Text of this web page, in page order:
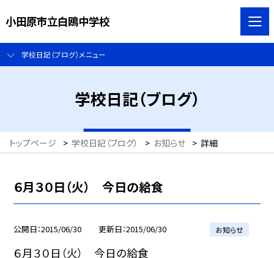
小田原市立白鴎中学校
学校日記（ブログ）メニュー
学校日記（ブログ）
トップページ > 学校日記（ブログ） > お知らせ > 詳細
６月３０日（火） 今日の給食
公開日 2015/06/30 更新日 2015/06/30 お知らせ
６月３０日（火） 今日の給食